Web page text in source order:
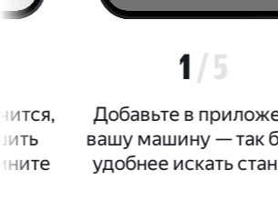
1 / 5
Добавьте в
вашу машину —так
удобнее искать